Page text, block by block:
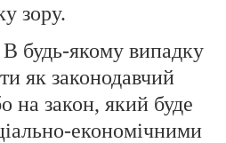
зору.
будь-якому випадку
як законодавчий
на закон, який буде
економічними